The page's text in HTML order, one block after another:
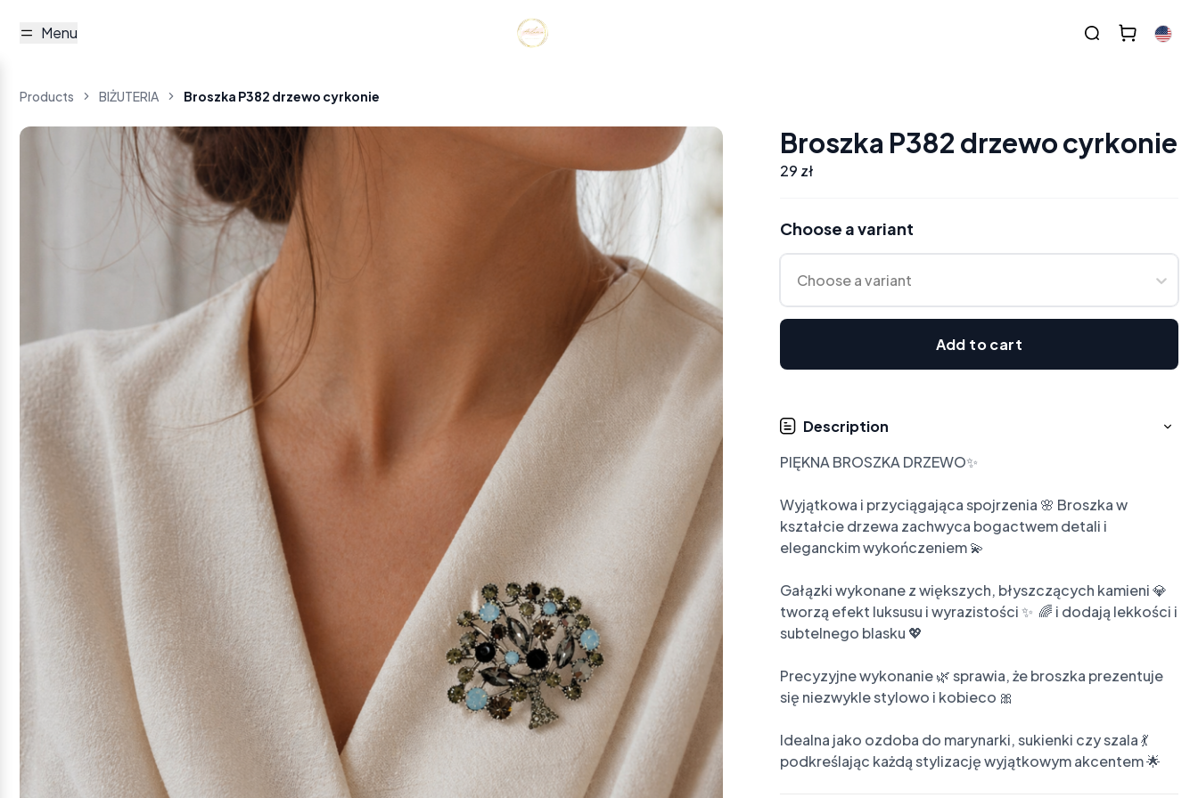
Menu
Products BIŻUTERIA Broszka P382 drzewo cyrkonie
Broszka P382 drzewo cyrkonie
29 zł
Choose a variant
Choose a variant
Add to cart
Description
PIĘKNA BROSZKA DRZEWO✨
Wyjątkowa i przyciągająca spojrzenia 🌸 Broszka w
kształcie drzewa zachwyca bogactwem detali i
eleganckim wykończeniem 💫
Gałązki wykonane z większych, błyszczących kamieni 💎
tworzą efekt luksusu i wyrazistości ✨  🌈 i dodają lekkości i
subtelnego blasku 💖
Precyzyjne wykonanie 🌿 sprawia, że broszka prezentuje
się niezwykle stylowo i kobieco 🎀
Idealna jako ozdoba do marynarki, sukienki czy szala 💃
podkreślając każdą stylizację wyjątkowym akcentem 🌟